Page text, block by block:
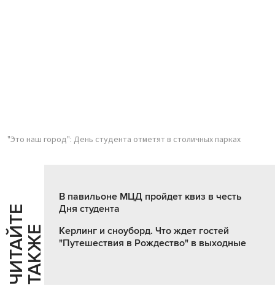
"Это наш город": День студента отметят в столичных парках
Ч
И
Т
АЙ
Т
Е
Т
А
К
ЖЕ
В павильоне МЦД пройдет квиз в честь
Дня студента
Керлинг и сноуборд. Что ждет гостей
"Путешествия в Рождество" в выходные